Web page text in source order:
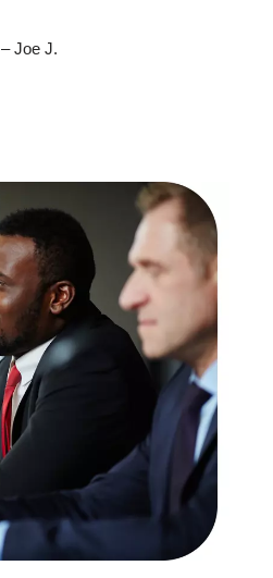
– Joe J.